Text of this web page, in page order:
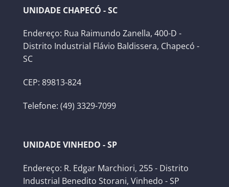
UNIDADE CHAPECÓ - SC
Endereço: Rua Raimundo Zanella, 400-D -
Distrito Industrial Flávio Baldissera, Chapecó -
SC
CEP: 89813-824
Telefone: (49) 3329-7099
UNIDADE VINHEDO - SP
Endereço: R. Edgar Marchiori, 255 - Distrito
Industrial Benedito Storani, Vinhedo - SP